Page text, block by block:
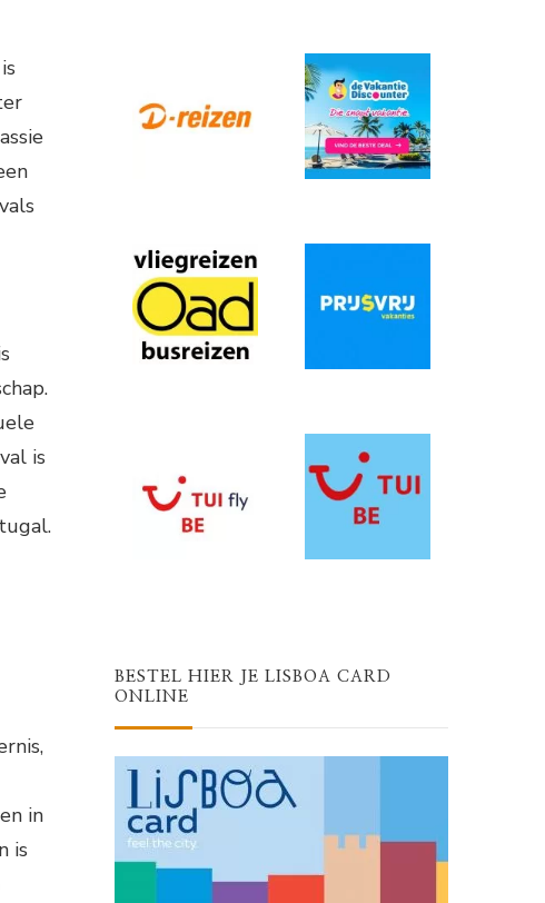
is
in
is
BESTEL HIER JE LISBOA CARD
ONLINE